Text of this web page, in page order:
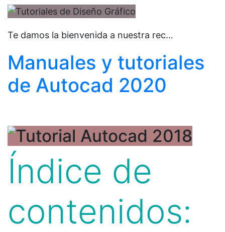
Te damos la bienvenida a nuestra rec…
Manuales y tutoriales
de Autocad 2020
Índice de
contenidos: